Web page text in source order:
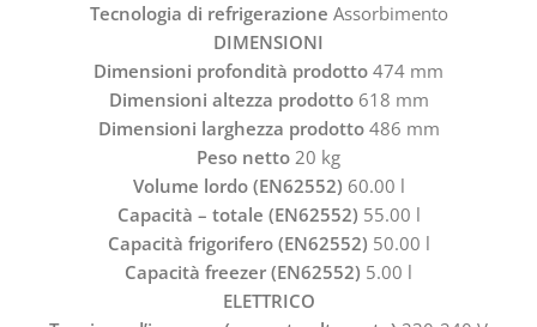
Tecnologia di refrigerazione Assorbimento
DIMENSIONI
Dimensioni profondità prodotto 474 mm
Dimensioni altezza prodotto618 mm
Dimensioni larghezza prodotto486 mm
Peso netto 20 kg
Volume lordo (EN62552) 60.00 l
Capacità – totale (EN62552) 55.00 l
Capacità frigorifero (EN62552) 50.00 l
Capacità freezer (EN62552) 5.00 l
ELETTRICO